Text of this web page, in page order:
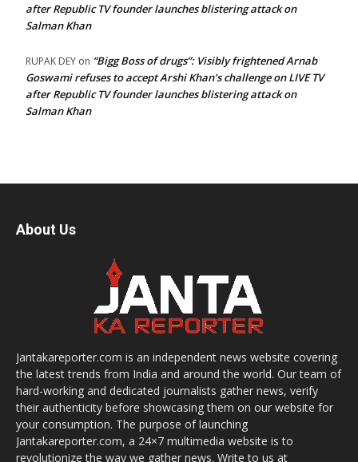
after Republic TV founder launches blistering attack on
Salman Khan
RUPAK DEY on “Bigg Boss of drugs”: Visibly frightened Arnab
Goswami refuses to accept Arshi Khan’s challenge on LIVE TV
after Republic TV founder launches blistering attack on
Salman Khan
About Us
Jantakareporter.com is an independent news website covering
the latest trends from India and around the world. Our team of
hard-working and dedicated journalists gather news, verify
their authenticity before showcasing them on our website for
your consumption. The purpose of launching
Jantakareporter.com, a 24×7 multimedia website is to
revolutionize the way we gather news. Write to us at